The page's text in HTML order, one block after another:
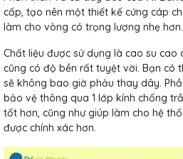
cấp, tạo nên một thiết kế cứng cáp
làm cho vòng có trọng lượng nhẹ hơn.
Chất liệu được sử dụng là cao su cao
cũng có độ bền rất tuyệt vời. Bạn có
sẽ không bao giờ phảu thay dây.
bảo vệ thông qua 1 lớp kính chống
tốt hơn, cũng như giúp làm cho hệ
được chính xác hơn.